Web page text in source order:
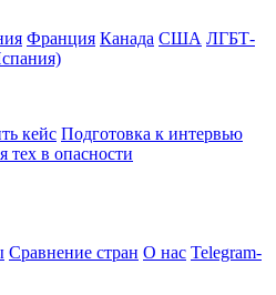
Франция Канада США ЛГБТ-
кейс Подготовка к интервью
тех в опасности
Сравнение стран О нас Telegram-